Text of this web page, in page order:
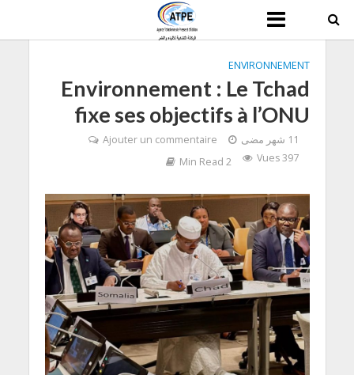
ENVIRONNEMENT
Environnement : Le Tchad
fixe ses objectifs à l’ONU
11 شهر مضى
Ajouter un commentaire
397 Vues
2 Min Read